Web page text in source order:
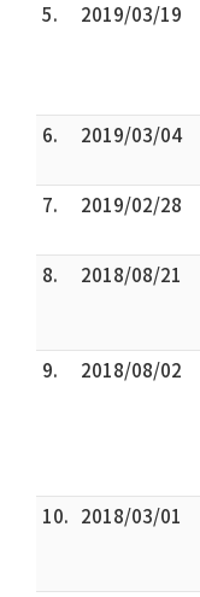
5.
2019/03/19
6.
2019/03/04
7.
2019/02/28
8.
2018/08/21
9.
2018/08/02
10. 2018/03/01